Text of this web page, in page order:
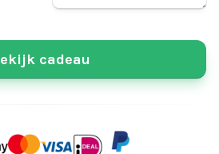
cadeau